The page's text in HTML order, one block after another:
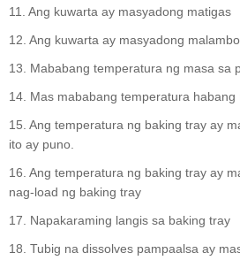
11. Ang kuwarta ay masyadong matigas
12. Ang kuwarta ay masyadong
13. Mababang temperatura ng masa sa
14. Mas mababang temperatura
15. Ang temperatura ng baking tray ay
ito ay puno.
16. Ang temperatura ng baking tray ay
nag-load ng baking tray
17. Napakaraming langis sa baking tray
18. Tubig na dissolves pampaalsa ay